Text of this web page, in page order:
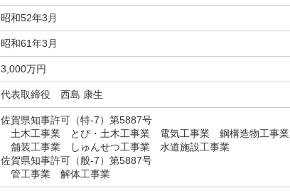
昭和52年3月
昭和61年3月
3,000万円
代表取締役 西島 康生
佐賀県知事許可（特-7）第5887号
土木工事業 とび・土木工事業 電気工事業 鋼構造物工事業
舗装工事業 しゅんせつ工事業 水道施設工事業
佐賀県知事許可（般-7）第5887号
管工事業 解体工事業